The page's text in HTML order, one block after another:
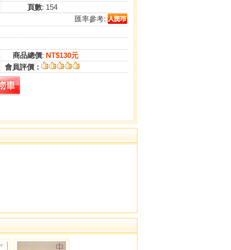
頁數: 154
匯率參考:
商品總價: NT$130元
會員評價：